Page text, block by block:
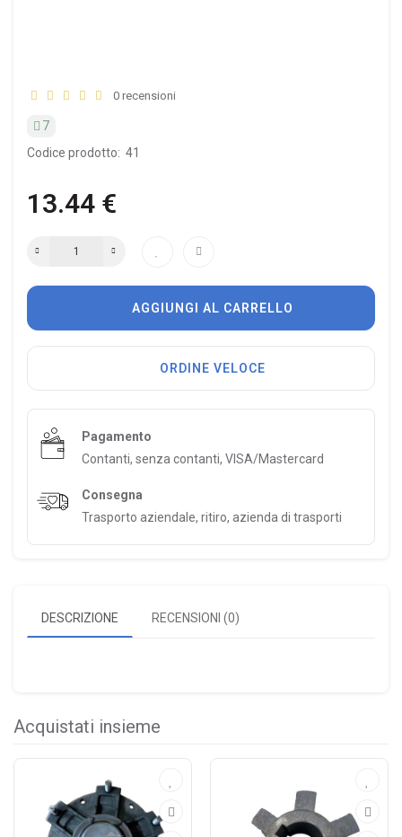
0 recensioni
7
Codice prodotto: 41
13.44 €
AGGIUNGI AL CARRELLO
ORDINE VELOCE
Pagamento
Contanti, senza contanti, VISA/Mastercard
Consegna
Trasporto aziendale, ritiro, azienda di trasporti
DESCRIZIONE RECENSIONI (0)
Acquistati insieme